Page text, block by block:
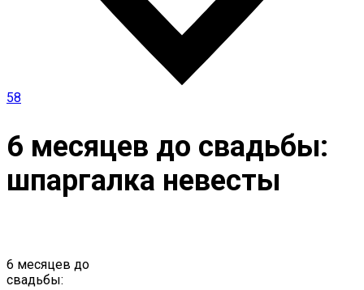
58
6 месяцев до свадьбы:
шпаргалка невесты
6 месяцев до
свадьбы: